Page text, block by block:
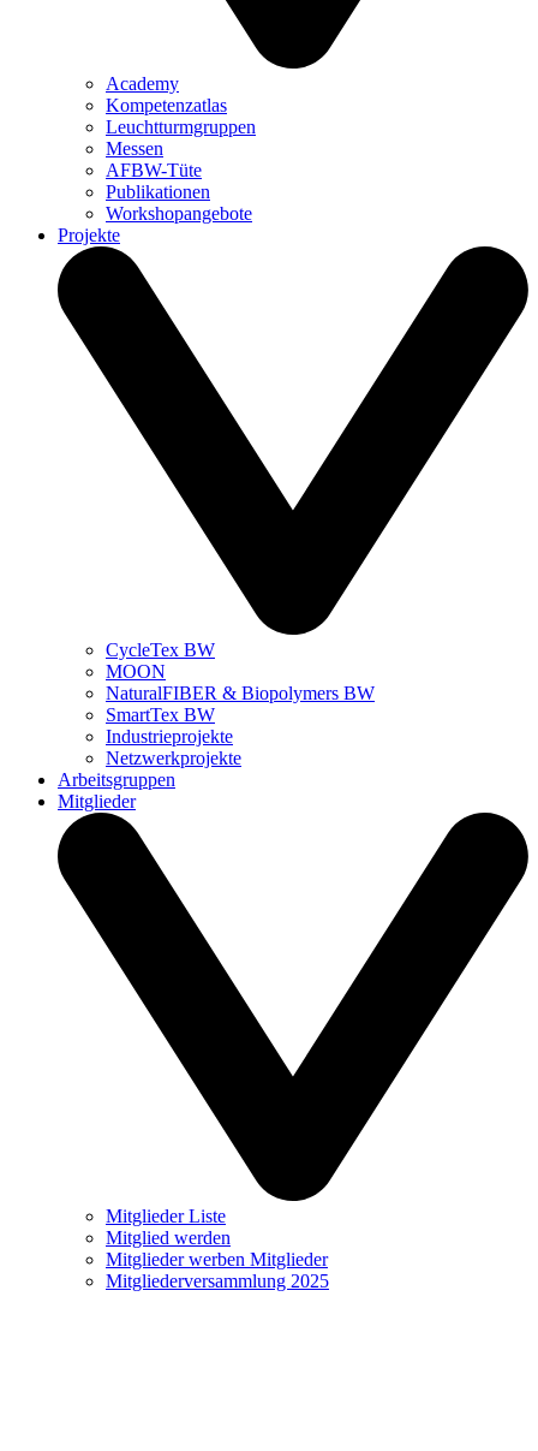
Academy
Kompetenzatlas
Leuchtturm­gruppen
Messen
AFBW-Tüte
Publikationen
Workshopangebote
Projekte
CycleTex BW
MOON
NaturalFIBER & Biopolymers BW
SmartTex BW
Industrieprojekte
Netzwerkprojekte
Arbeitsgruppen
Mitglieder
Mitglieder Liste
Mitglied werden
Mitglieder werben Mitglieder
Mitgliederversammlung 2025